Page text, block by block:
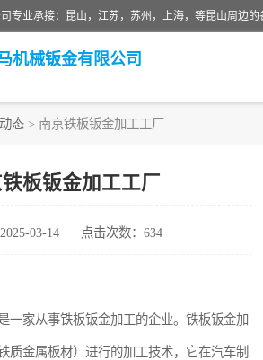
机械钣金有限公司
态 > 南京铁板钣金加工工厂
板钣金加工工厂
03-14 点击次数：634
一家从事铁板钣金加工的企业。铁板钣金加
质金属板材）进行的加工技术，它在汽车制